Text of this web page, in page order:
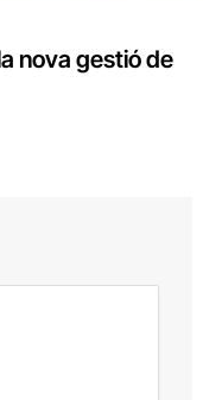
nova gestió de